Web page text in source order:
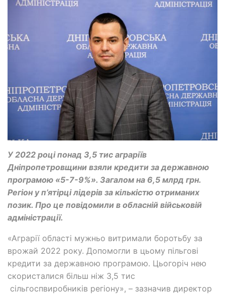
У 2022 році понад 3,5 тис аграріїв
Дніпропетровщини взяли кредити за державною
програмою «5-7-9%». Загалом на 6,5 млрд грн.
Регіон у п’ятірці лідерів за кількістю отриманих
позик. Про це повідомили в обласній військовій
адміністрації.
«Аграрії області мужньо витримали боротьбу за
врожай 2022 року. Допомогли в цьому пільгові
кредити за державною програмою. Цьогоріч нею
скористалися більш ніж 3,5 тис
сільгоспвиробників регіону», – зазначив директор